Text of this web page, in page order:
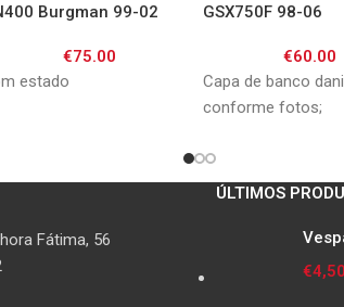
Burgman 99-02
€75.00
estado
GSX750F 98-06
€60.00
Capa de banco
conforme fotos;
Fátima, 56
ÚLTIMOS
€